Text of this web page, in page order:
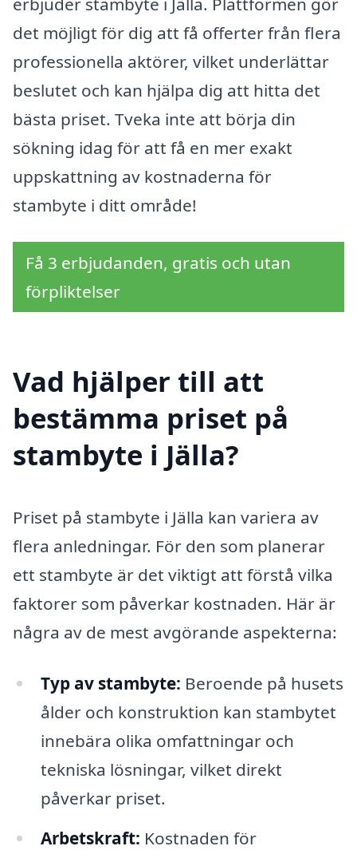
det möjligt för dig att få offerter från flera
professionella aktörer, vilket underlättar
beslutet och kan hjälpa dig att hitta det
bästa priset. Tveka inte att börja din
sökning idag för att få en mer exakt
uppskattning av kostnaderna för
stambyte i ditt område!
Få 3 erbjudanden, gratis och utan
förpliktelser
Vad hjälper till att
bestämma priset på
stambyte i Jälla?
Priset på stambyte i Jälla kan variera av
flera anledningar. För den som planerar
ett stambyte är det viktigt att förstå vilka
faktorer som påverkar kostnaden. Här är
några av de mest avgörande aspekterna:
Typ av stambyte: Beroende på husets
ålder och konstruktion kan stambytet
innebära olika omfattningar och
tekniska lösningar, vilket direkt
påverkar priset.
Arbetskraft: Kostnaden för